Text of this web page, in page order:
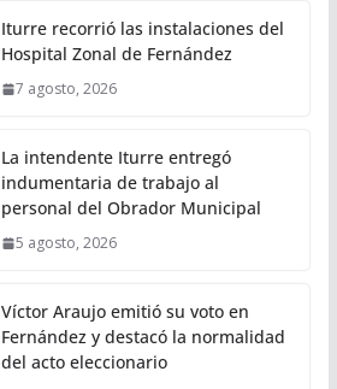
Iturre recorrió las instalaciones del
Hospital Zonal de Fernández
7 agosto, 2026
La intendente Iturre entregó
indumentaria de trabajo al
personal del Obrador Municipal
5 agosto, 2026
Víctor Araujo emitió su voto en
Fernández y destacó la normalidad
del acto eleccionario